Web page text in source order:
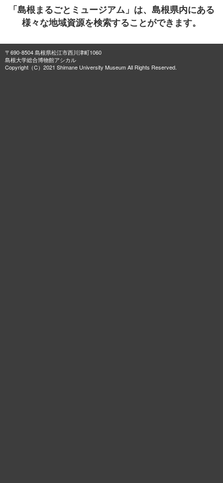
「島根まるごとミュージアム」は、島根県内にある
様々な地域資源を検索することができます。
〒690-8504 島根県松江市西川津町1060
島根大学総合博物館アシカル
Copyright（C）2021 Shimane University Museum All Rights Reserved.